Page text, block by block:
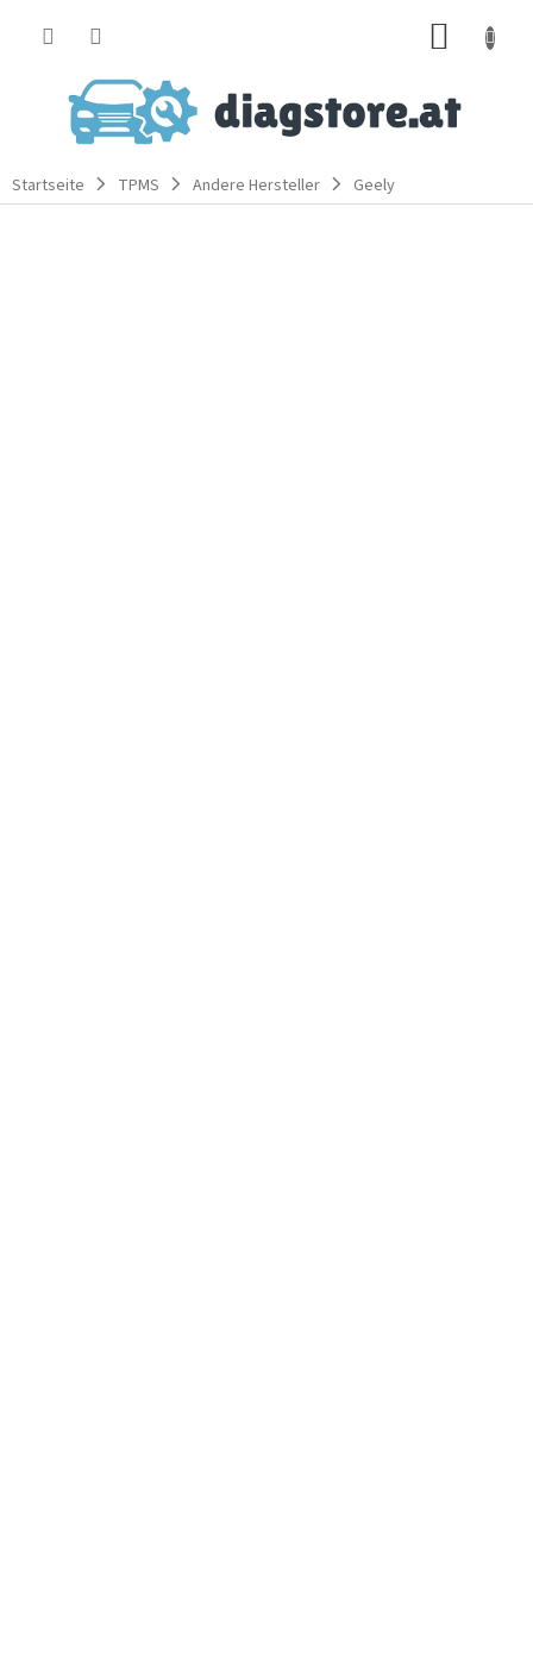
Startseite TPMS Andere Hersteller Geely